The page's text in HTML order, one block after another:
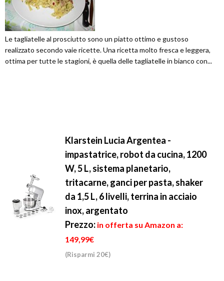
Le tagliatelle al prosciutto sono un piatto ottimo e gustoso
realizzato secondo vaie ricette. Una ricetta molto fresca e leggera,
ottima per tutte le stagioni, è quella delle tagliatelle in bianco con...
Klarstein Lucia Argentea -
impastatrice, robot da cucina, 1200
W, 5 L, sistema planetario,
tritacarne, ganci per pasta, shaker
da 1,5 L, 6 livelli, terrina in acciaio
inox, argentato
Prezzo: in offerta su Amazon a:
149,99€
(Risparmi 20€)